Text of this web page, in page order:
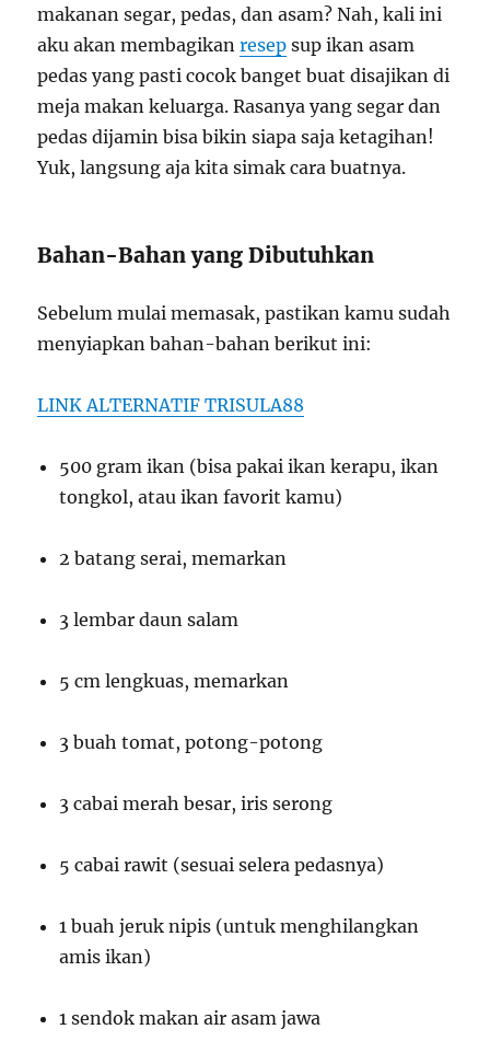
makanan segar, pedas, dan asam? Nah, kali ini
aku akan membagikanresep sup ikan asam
pedas yang pasti cocok banget buat disajikan di
meja makan keluarga. Rasanya yang segar dan
pedas dijamin bisa bikin siapa saja ketagihan!
Yuk, langsung aja kita simak cara buatnya.
Bahan-Bahan yang Dibutuhkan
Sebelum mulai memasak, pastikan kamu sudah
menyiapkan bahan-bahan berikut ini:
LINK ALTERNATIF TRISULA88
500 gram ikan (bisa pakai ikan kerapu, ikan
tongkol, atau ikan favorit kamu)
2 batang serai, memarkan
3 lembar daun salam
5 cm lengkuas, memarkan
3 buah tomat, potong-potong
3 cabai merah besar, iris serong
5 cabai rawit (sesuai selera pedasnya)
1 buah jeruk nipis (untuk menghilangkan
amis ikan)
1 sendok makan air asam jawa